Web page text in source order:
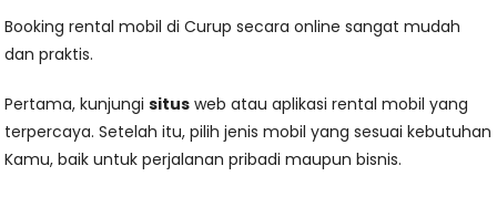
Booking rental mobil di Curup secara online sangat mudah
dan praktis.
Pertama, kunjungisitus web atau aplikasi rental mobil yang
terpercaya. Setelah itu, pilih jenis mobil yang sesuai kebutuhan
Kamu, baik untuk perjalanan pribadi maupun bisnis.